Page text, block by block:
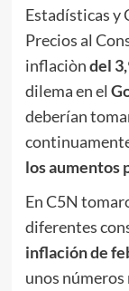
Estadísticas y
Precios al
inflaciòndel
dilema en el
deberían
los aumentos
En C5N
diferentes
inflación de
unos números